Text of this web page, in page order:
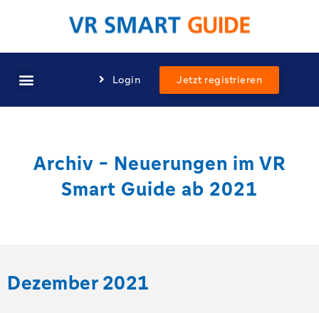
Login Jetzt registrieren
Archiv - Neuerungen im VR
Smart Guide ab 2021
Dezember 2021